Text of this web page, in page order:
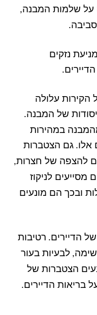
על שלמות המבנה,
.
נזקים
.
הקירות עלולה
של המבנה.
במהירות
אלו. גם הצטברות
להצפה של חצרות,
מסייעים לניקוז
ובכך הם מונעים
הדיירים. רטיבות
, לבעיות בעור
הצטברות של
בריאות הדיירים.